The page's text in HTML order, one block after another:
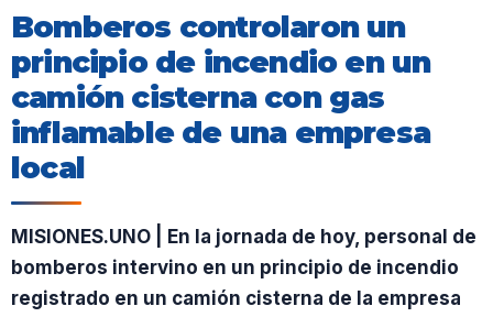
Bomberos controlaron un
principio de incendio en un
camión cisterna con gas
inflamable de una empresa
local
MISIONES.UNO | En la jornada de hoy, personal de
bomberos intervino en un principio de incendio
registrado en un camión cisterna de la empresa